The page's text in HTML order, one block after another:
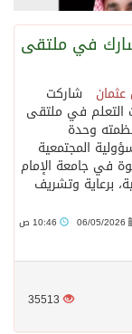
المملكة تؤكد أهمية استمرارية العمليات التشغيلية البحرية وضمان حماية إمدادات الطاقة وسلاسل الإمداد
لشهر رمضان
في ملتقى
عثمان شاركت
التعلم في ملتقى
وحدة
المجتمعية
في جامعة الإمام
برعاية وتشريف
06/05/2026
35513